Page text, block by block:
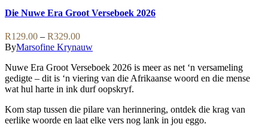
has
multiple
variants.
The
options
may
be
chosen
the
product
Die Nuwe Era Groot Verseboek 2026
R129.00 – R329.00Price
range:
through
R329.00
ByMarsofine Krynauw
Nuwe Era Groot Verseboek 2026 is meer as net ‘n versameling
gedigte – dit is ‘n viering van die Afrikaanse woord en die mense
wat hul harte in ink durf oopskryf.
Kom stap tussen die pilare van herinnering, ontdek die krag van
eerlike woorde en laat elke vers nog lank in jou eggo.